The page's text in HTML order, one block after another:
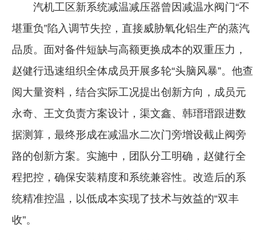
汽机工区新系统减温减压器曾因减温水阀门“不
堪重负”陷入调节失控，直接威胁氧化铝生产的蒸汽
品质。面对备件短缺与高额更换成本的双重压力，
赵健行迅速组织全体成员开展多轮“头脑风暴”。他查
阅大量资料，结合实际工况提出创新方向，成员元
永奇、王文负责方案设计，渠文鑫、韩瑨瑨跟进数
据测算，最终形成在减温水二次门旁增设截止阀旁
路的创新方案。实施中，团队分工明确，赵健行全
程把控，确保安装精度和系统兼容性。改造后的系
统精准控温，以低成本实现了技术与效益的“双丰
收”。